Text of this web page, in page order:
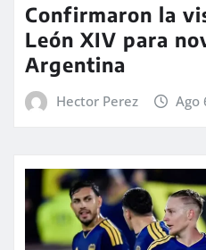
Confirmaron la
León XIV para
Argentina
Hector Perez Ago